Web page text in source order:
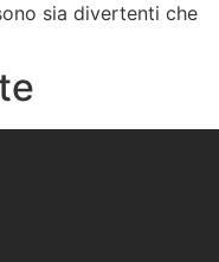
sia divertenti che